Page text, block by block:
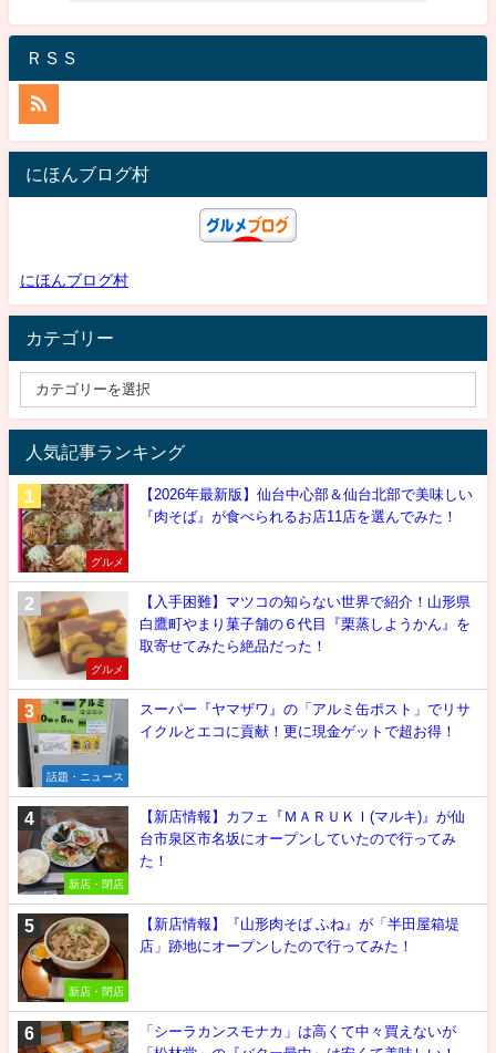
ＲＳＳ
にほんブログ村
にほんブログ村
カテゴリー
人気記事ランキング
グルメ
【2026年最新版】仙台中心部＆仙台北部で美味しい
『肉そば』が食べられるお店11店を選んでみた！
グルメ
【入手困難】マツコの知らない世界で紹介！山形県
白鷹町やまり菓子舗の６代目『栗蒸しようかん』を
取寄せてみたら絶品だった！
話題・ニュース
スーパー『ヤマザワ』の「アルミ缶ポスト」でリサ
イクルとエコに貢献！更に現金ゲットで超お得！
新店・閉店
【新店情報】カフェ『ＭＡＲＵＫＩ(マルキ)』が仙
台市泉区市名坂にオープンしていたので行ってみ
た！
新店・閉店
【新店情報】『山形肉そば ふね』が「半田屋箱堤
店」跡地にオープンしたので行ってみた！
「シーラカンスモナカ」は高くて中々買えないが